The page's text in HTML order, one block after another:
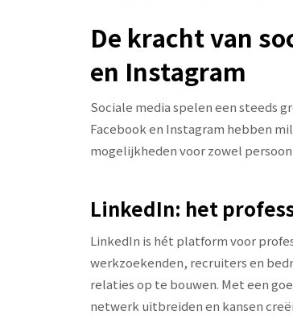
De kracht van
en Instagram
Sociale media spelen een steeds
Facebook en Instagram hebben
mogelijkheden voor zowel
LinkedIn: het
LinkedIn is hét platform voor
werkzoekenden, recruiters en
relaties op te bouwen. Met een
netwerk uitbreiden en kansen